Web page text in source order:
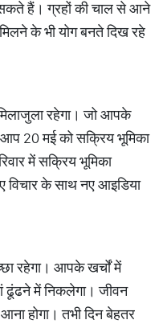
सकते हैं। ग्रहों की चाल से आने
के भी योग बनते दिख रहे
रहेगा। जो आपके
20 मई को सक्रिय भूमिका
में सक्रिय भूमिका
के साथ नए आइडिया
रहेगा। आपके खर्चों में
ढूंढने में निकलेगा। जीवन
होगा। तभी दिन बेहतर